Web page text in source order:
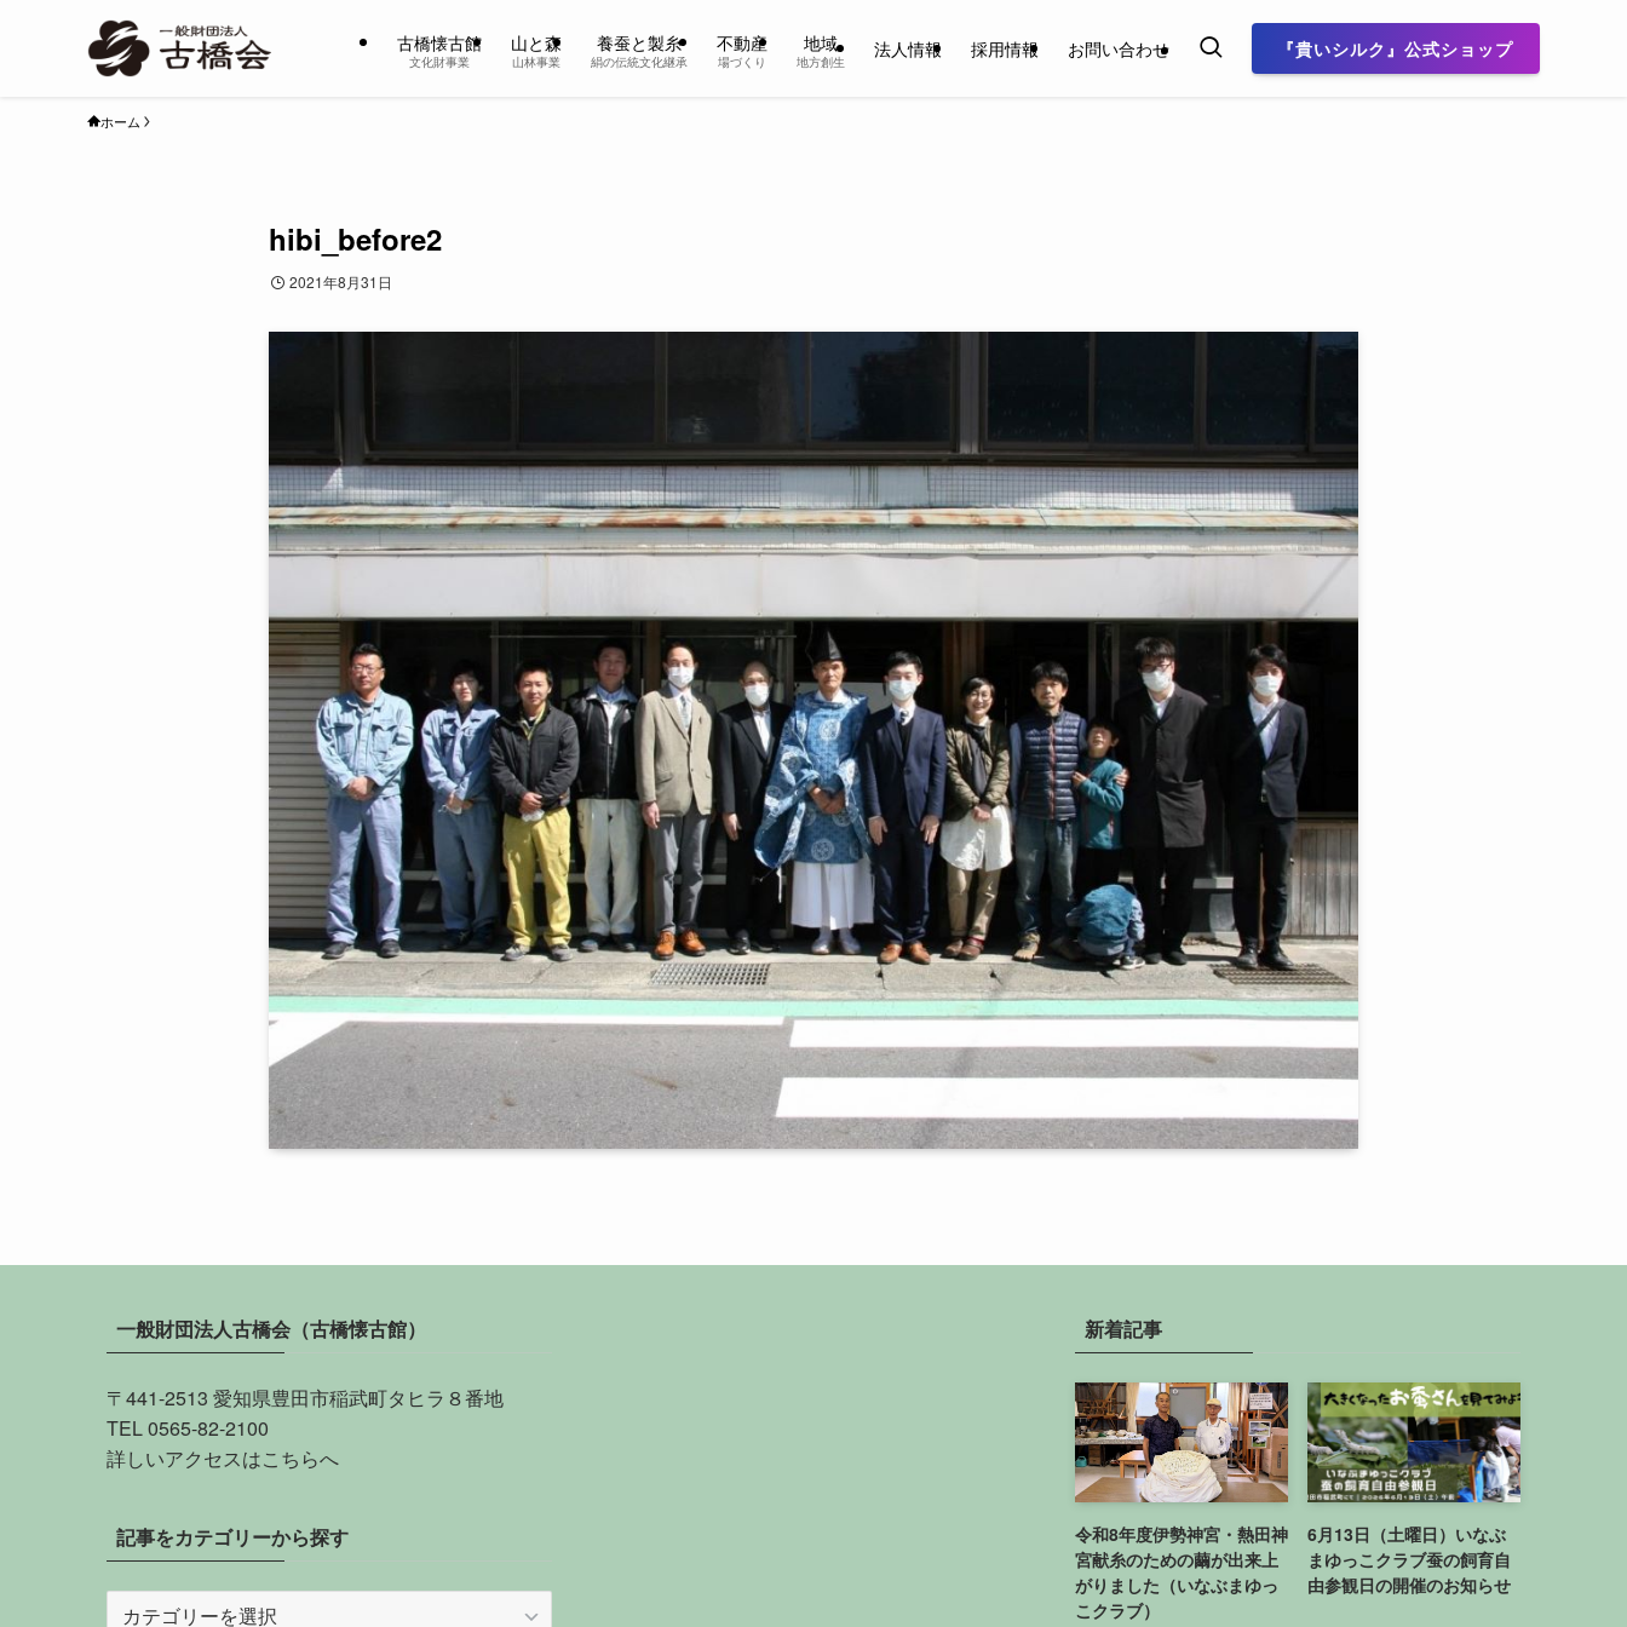
古橋懐古館
文化財事業
山と森
山林事業
養蚕と製糸
絹の伝統文化継承
不動産
場づくり
地域
地方創生
法人情報 採用情報 お問い合わせ 『貴いシルク』公式ショップ
ホーム
hibi_before2
2021年8月31日
一般財団法人古橋会（古橋懐古館）
〒441-2513 愛知県豊田市稲武町タヒラ８番地
TEL 0565-82-2100
詳しいアクセスはこちらへ
記事をカテゴリーから探す
新着記事
令和8年度伊勢神宮・熱田神
宮献糸のための繭が出来上
がりました（いなぶまゆっ
こクラブ）
6月13日（土曜日）いなぶ
まゆっこクラブ蚕の飼育自
由参観日の開催のお知らせ